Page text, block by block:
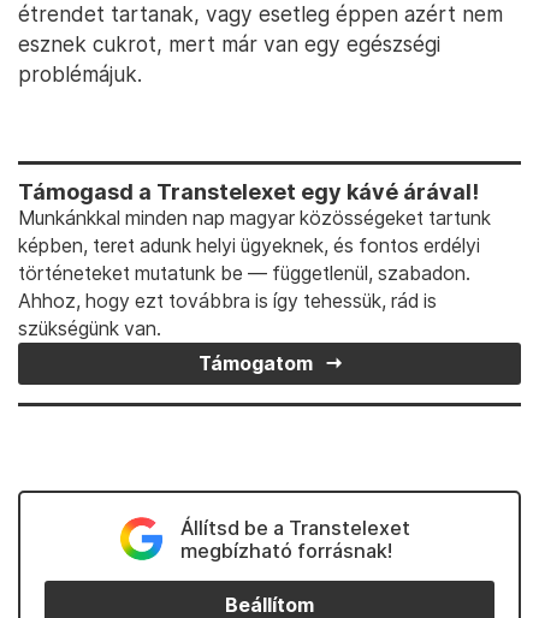
étrendet tartanak, vagy esetleg éppen azért nem
esznek cukrot, mert már van egy egészségi
problémájuk.
Támogasd a Transtelexet egy kávé árával!
Munkánkkal minden nap magyar közösségeket tartunk
képben, teret adunk helyi ügyeknek, és fontos erdélyi
történeteket mutatunk be — függetlenül, szabadon.
Ahhoz, hogy ezt továbbra is így tehessük, rád is
szükségünk van.
Támogatom
Állítsd be a Transtelexet
megbízható forrásnak!
Beállítom